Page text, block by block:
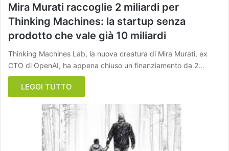
Mira Murati raccoglie 2 miliardi per
Thinking Machines: la startup senza
prodotto che vale già 10 miliardi
Thinking Machines Lab, la nuova creatura di Mira Murati, ex
CTO di OpenAI, ha appena chiuso un finanziamento da 2…
LEGGI TUTTO